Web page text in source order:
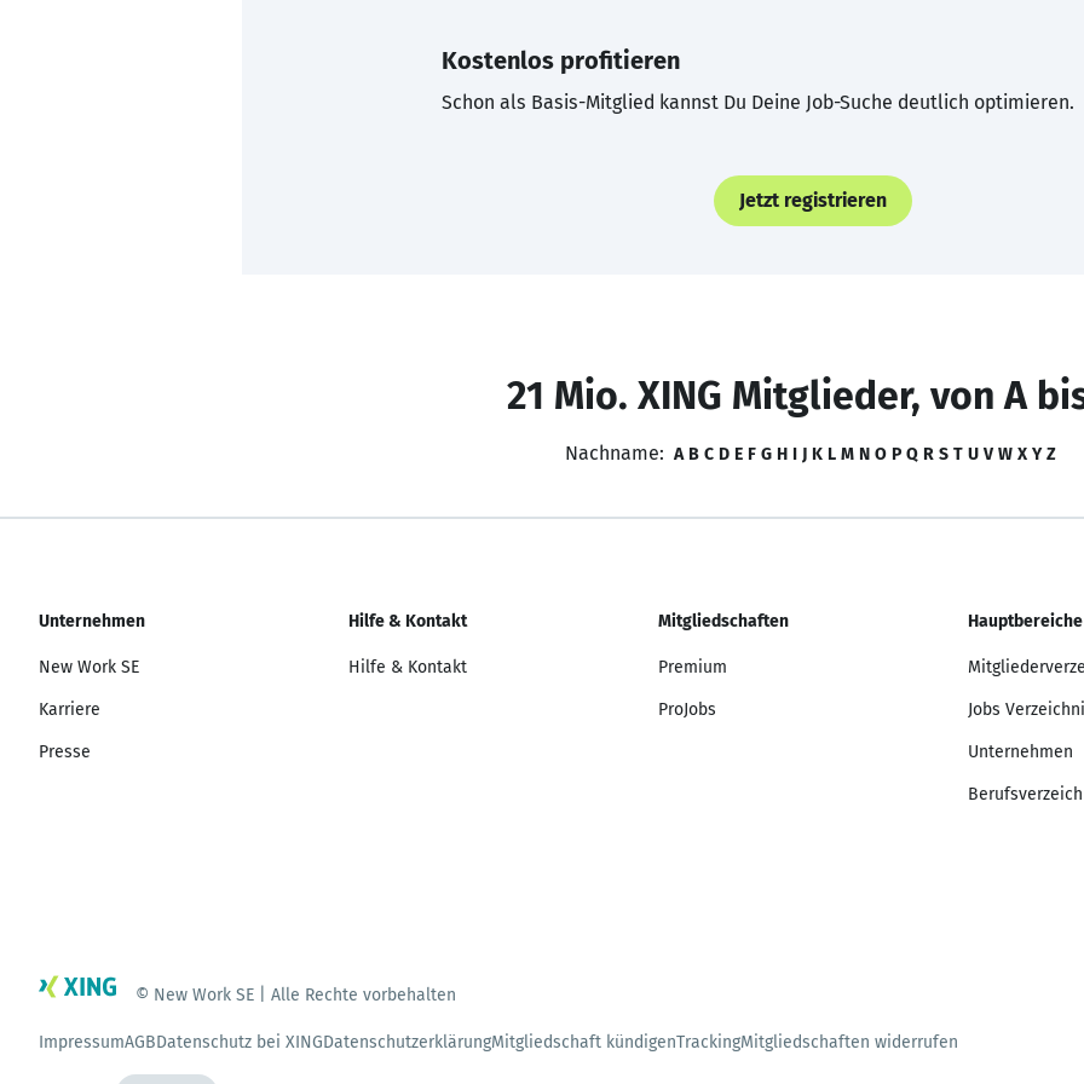
Kostenlos profitieren
Schon als Basis-Mitglied kannst Du Deine Job-Suche deutlich optimieren.
Jetzt registrieren
21 Mio. XING Mitglieder, von A
Nachname: A B C D E F G H I J K L M N O P Q R S T U V W X Y Z
Unternehmen
New Work SE
Karriere
Presse
Hilfe & Kontakt
Hilfe & Kontakt
Mitgliedschaften
Premium
ProJobs
Hauptbereiche
Jobs
Unternehmen
© New Work SE | Alle Rechte vorbehalten
ImpressumAGBDatenschutz bei XINGDatenschutzerklärungMitgliedschaft kündigenTrackingMitgliedschaften widerrufen